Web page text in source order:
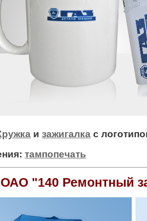
и зажигалка с
тампопечать
ОАО "140 Ремонтный